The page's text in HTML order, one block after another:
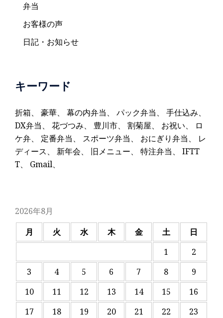
弁当
お客様の声
日記・お知らせ
キーワード
折箱、 豪華、 幕の内弁当、 パック弁当、 手仕込み、
DX弁当、 花づつみ、 豊川市、 割菊屋、 お祝い、
ロ
ケ弁、 定番弁当、 スポーツ弁当、 おにぎり弁当、 レ
ディース、 新年会、 旧メニュー、 特注弁当、 IFTT
T、 Gmail、
2026年8月
月
火 水 木 金 土
日
1
2
3
4 5 6 7 8
9
10
11 12 13 14 15
16
17
18 19 20 21 22
23